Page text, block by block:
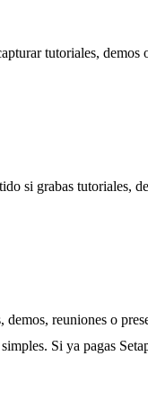
tutoriales, demos
si grabas tutoriales,
reuniones o
Si ya pagas